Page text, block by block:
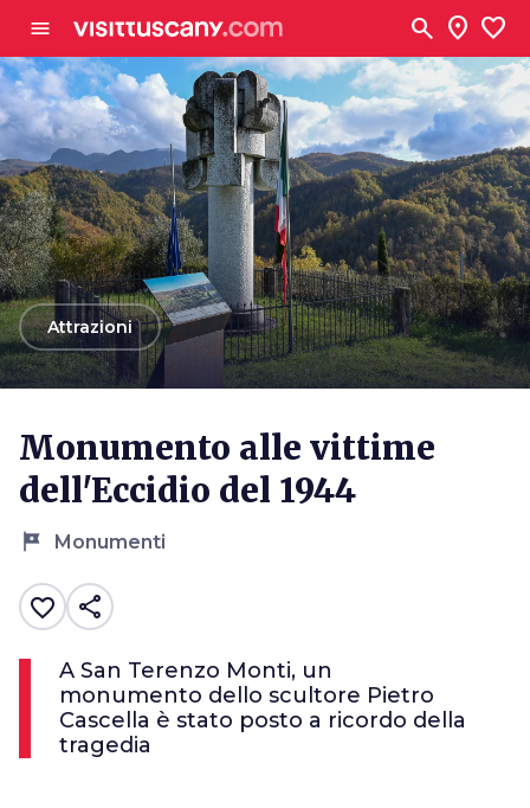
menu search location_on favorite
arrow_backAttrazioni
Monumento alle vittime
dell'Eccidio del 1944
tour Monumenti
favorite_border share
A San Terenzo Monti, un
monumento dello scultore Pietro
Cascella è stato posto a ricordo della
tragedia